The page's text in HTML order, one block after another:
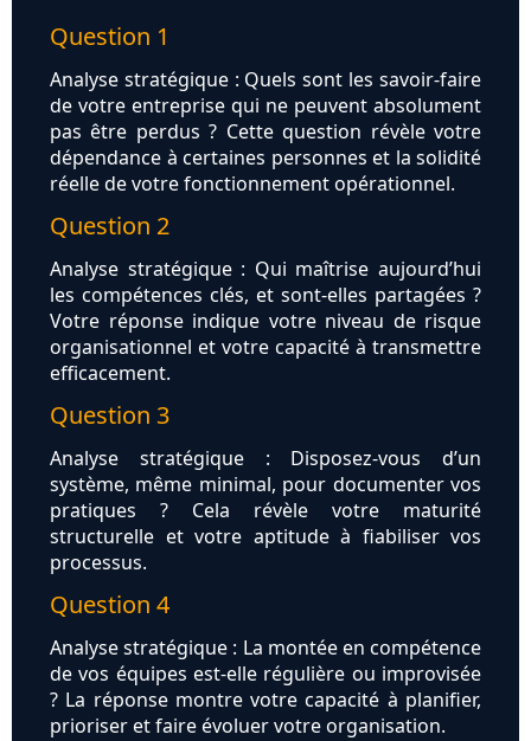
Question 1
Analyse stratégique : Quels sont les savoir-faire
de votre entreprise qui ne peuvent absolument
pas être perdus ? Cette question révèle votre
dépendance à certaines personnes et la solidité
réelle de votre fonctionnement opérationnel.
Question 2
Analyse stratégique : Qui maîtrise aujourd’hui
les compétences clés, et sont-elles partagées ?
Votre réponse indique votre niveau de risque
organisationnel et votre capacité à transmettre
efficacement.
Question 3
Analyse stratégique : Disposez-vous d’un
système, même minimal, pour documenter vos
pratiques ? Cela révèle votre maturité
structurelle et votre aptitude à fiabiliser vos
processus.
Question 4
Analyse stratégique : La montée en compétence
de vos équipes est-elle régulière ou improvisée
? La réponse montre votre capacité à planifier,
prioriser et faire évoluer votre organisation.